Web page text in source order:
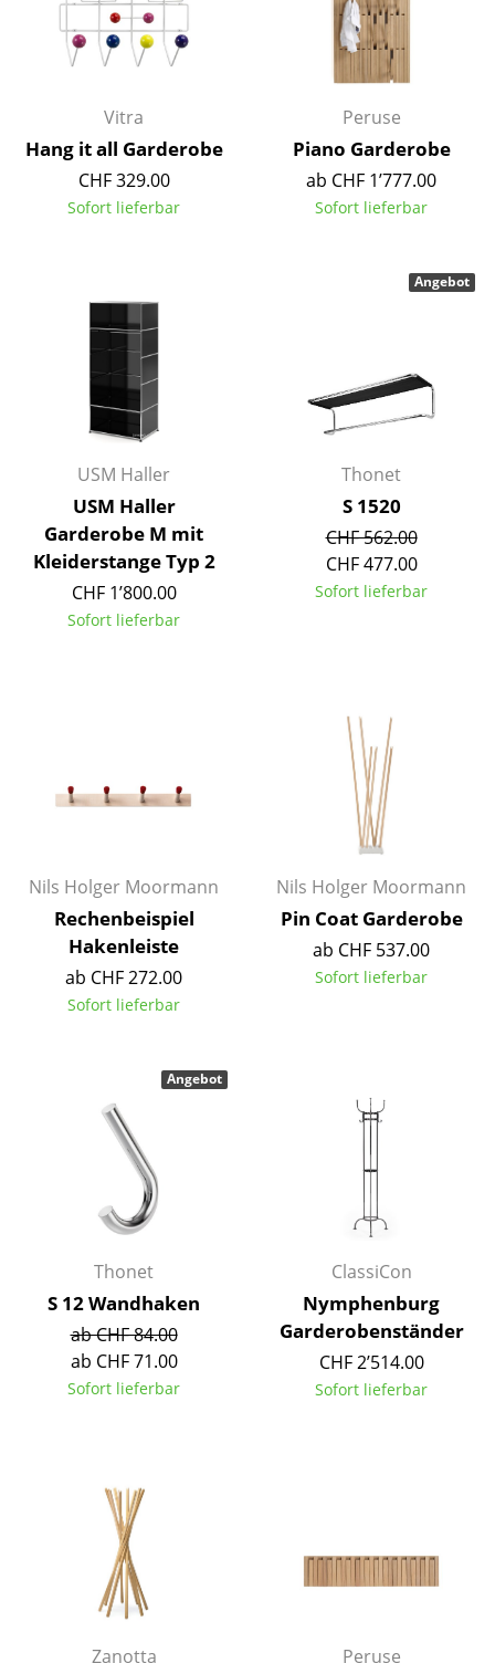
Bürodrehstühle
Konferenzstühle
Bürosessel
Einzelteile
... alle Sitzmöbel
Esstische
Beistelltische
Couchtische
Schreibtische
Sekretäre & PC-Tische
Konferenztische
Stehtische & Stehpulte
Kindertische
... alle Tische
Regale & Schränke
Bücherregale
Wandregale
Sideboards & Kommoden
Beistell- & Rollcontainer
Barmöbel
Garderoben
Kleinaufbewahrung
Einzelteile
... alle Aufbewahrungsmöbel
Licht
Schreibtischleuchten
Stehleuchten & Leseleuchten
Bodenleuchten
Wandleuchten
Vitra
Hang it all Garderobe
CHF 329.00
Sofort lieferbar
Peruse
Piano Garderobe
ab CHF 1’777.00
Sofort lieferbar
USM Haller
USM Haller
Garderobe M mit
Kleiderstange Typ 2
CHF 1’800.00
Sofort lieferbar
Thonet
S 1520
CHF 562.00
CHF 477.00
Sofort lieferbar
Angebot
Nils Holger Moormann
Rechenbeispiel
Hakenleiste
ab CHF 272.00
Sofort lieferbar
Nils Holger Moormann
Pin Coat Garderobe
ab CHF 537.00
Sofort lieferbar
Thonet
S 12 Wandhaken
ab CHF 84.00
ab CHF 71.00
Sofort lieferbar
Angebot
ClassiCon
Nymphenburg
Garderobenständer
CHF 2’514.00
Sofort lieferbar
Zanotta Peruse